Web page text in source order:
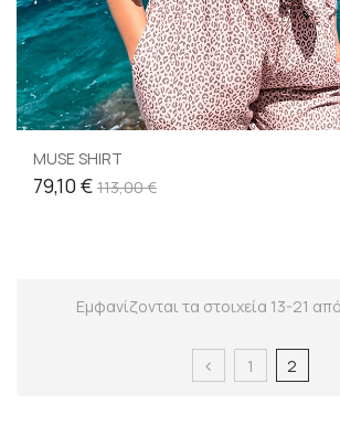
MUSE SHIRT
79,10 € 113,00 €
Εμφανίζονται τα στοιχεία 13-21
1 2